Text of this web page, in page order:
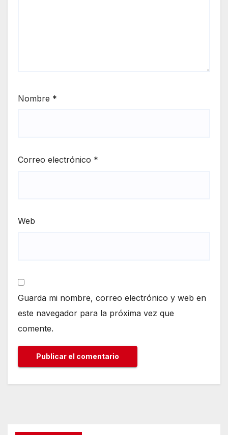
Nombre *
Correo electrónico *
Web
Guarda mi nombre, correo electrónico y web en
este navegador para la próxima vez que
comente.